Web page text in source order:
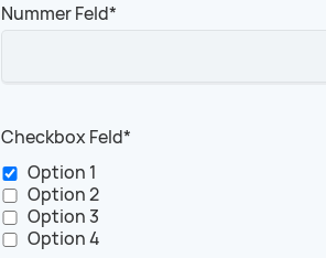
Pflichtfeld
Nummer Feld*
Pflichtfeld
Checkbox Feld*
Option 1
Option 2
Option 3
Option 4